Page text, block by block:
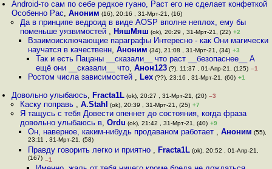
Android-то сам по себе редкое гуано, Раст его не сделает конфеткой
Особенно Рас,Аноним (16), 20:16 , 31-Мрт-21, (16)
Да в принципе ведроид в виде AOSP вполне неплох, ему бы
поменьше уязвимостей , НяшМяш (ok), 20:29 , 31-Мрт-21, (22) +2
Взаимоисключающие параграфы Интересно - как Они магически
научатся в качественн, Аноним (34), 21:08 , 31-Мрт-21, (34) +3
Так и есть Пацаны __сказали__ что раст __безопаснее__ А
ещё они __сказали__ что,Анон123 (?), 11:37 , 01-Апр-21, (125) –1
Ростом числа зависимостей , Lex(??), 23:16 , 31-Мрт-21, (60) +1
Довольно улыбаюсь, Fracta1L (ok), 20:27 , 31-Мрт-21, (20) –3
Каску поправь , A.Stahl (ok), 20:39 , 31-Мрт-21, (25) +7
Я тащусь с тебя Довести опеннет до состояния, когда фраза
довольно улыбаюсь в, Ordu (ok), 21:42 , 31-Мрт-21, (40) +9
Он, наверное, каким-нибудь продаваном работает , Аноним (55),
23:11 , 31-Мрт-21, (58)
Правду говорить легко и приятно , Fracta1L(ok), 20:52 , 01-Апр-21,
(167) –1